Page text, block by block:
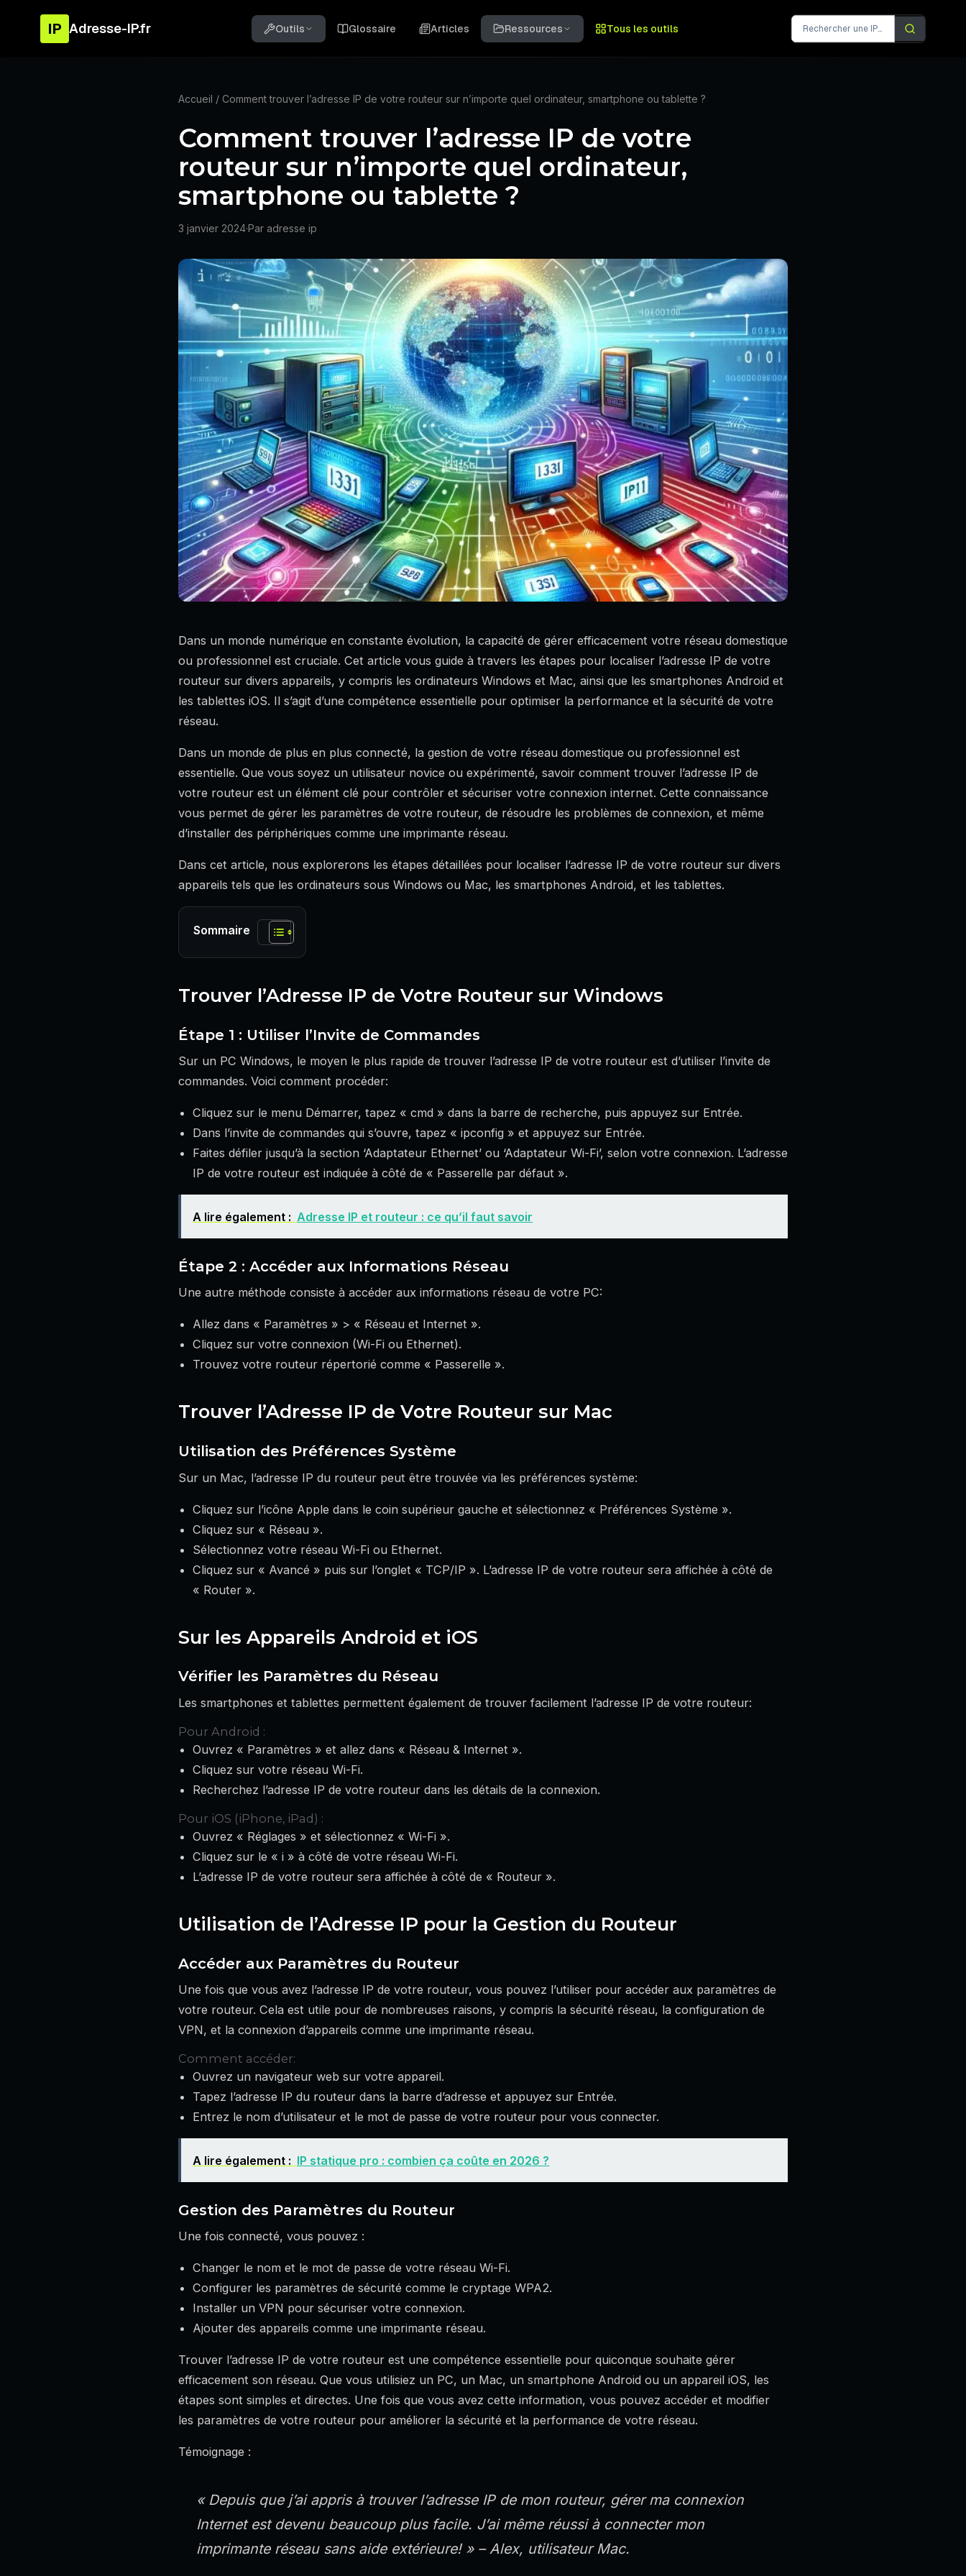
IP Adresse-IP.fr Outils Glossaire Articles Ressources Tous les outils
Accueil / Comment trouver l’adresse IP de votre routeur sur n’importe quel ordinateur, smartphone ou tablette ?
Comment trouver l’adresse IP de votre
routeur sur n’importe quel ordinateur,
smartphone ou tablette ?
3 janvier 2024·Par adresse ip
Dans un monde numérique en constante évolution, la capacité de gérer efficacement votre réseau domestique
ou professionnel est cruciale. Cet article vous guide à travers les étapes pour localiser l’adresse IP de votre
routeur sur divers appareils, y compris les ordinateurs Windows et Mac, ainsi que les smartphones Android et
les tablettes iOS. Il s’agit d’une compétence essentielle pour optimiser la performance et la sécurité de votre
réseau.
Dans un monde de plus en plus connecté, la gestion de votre réseau domestique ou professionnel est
essentielle. Que vous soyez un utilisateur novice ou expérimenté, savoir comment trouver l’adresse IP de
votre routeur est un élément clé pour contrôler et sécuriser votre connexion internet. Cette connaissance
vous permet de gérer les paramètres de votre routeur, de résoudre les problèmes de connexion, et même
d’installer des périphériques comme une imprimante réseau.
Dans cet article, nous explorerons les étapes détaillées pour localiser l’adresse IP de votre routeur sur divers
appareils tels que les ordinateurs sous Windows ou Mac, les smartphones Android, et les tablettes.
Sommaire
Trouver l’Adresse IP de Votre Routeur sur Windows
Étape 1 : Utiliser l’Invite de Commandes
Sur un PC Windows, le moyen le plus rapide de trouver l’adresse IP de votre routeur est d’utiliser l’invite de
commandes. Voici comment procéder:
Cliquez sur le menu Démarrer, tapez « cmd » dans la barre de recherche, puis appuyez sur Entrée.
Dans l’invite de commandes qui s’ouvre, tapez « ipconfig » et appuyez sur Entrée.
Faites défiler jusqu’à la section ‘Adaptateur Ethernet’ ou ‘Adaptateur Wi-Fi’, selon votre connexion. L’adresse
IP de votre routeur est indiquée à côté de « Passerelle par défaut ».
A lire également : Adresse IP et routeur : ce qu’il faut savoir
Étape 2 : Accéder aux Informations Réseau
Une autre méthode consiste à accéder aux informations réseau de votre PC:
Allez dans « Paramètres » > « Réseau et Internet ».
Cliquez sur votre connexion (Wi-Fi ou Ethernet).
Trouvez votre routeur répertorié comme « Passerelle ».
Trouver l’Adresse IP de Votre Routeur sur Mac
Utilisation des Préférences Système
Sur un Mac, l’adresse IP du routeur peut être trouvée via les préférences système:
Cliquez sur l’icône Apple dans le coin supérieur gauche et sélectionnez « Préférences Système ».
Cliquez sur « Réseau ».
Sélectionnez votre réseau Wi-Fi ou Ethernet.
Cliquez sur « Avancé » puis sur l’onglet « TCP/IP ». L’adresse IP de votre routeur sera affichée à côté de
« Router ».
Sur les Appareils Android et iOS
Vérifier les Paramètres du Réseau
Les smartphones et tablettes permettent également de trouver facilement l’adresse IP de votre routeur:
Pour Android :
Ouvrez « Paramètres » et allez dans « Réseau & Internet ».
Cliquez sur votre réseau Wi-Fi.
Recherchez l’adresse IP de votre routeur dans les détails de la connexion.
Pour iOS (iPhone, iPad) :
Ouvrez « Réglages » et sélectionnez « Wi-Fi ».
Cliquez sur le « i » à côté de votre réseau Wi-Fi.
L’adresse IP de votre routeur sera affichée à côté de « Routeur ».
Utilisation de l’Adresse IP pour la Gestion du Routeur
Accéder aux Paramètres du Routeur
Une fois que vous avez l’adresse IP de votre routeur, vous pouvez l’utiliser pour accéder aux paramètres de
votre routeur. Cela est utile pour de nombreuses raisons, y compris la sécurité réseau, la configuration de
VPN, et la connexion d’appareils comme une imprimante réseau.
Comment accéder:
Ouvrez un navigateur web sur votre appareil.
Tapez l’adresse IP du routeur dans la barre d’adresse et appuyez sur Entrée.
Entrez le nom d’utilisateur et le mot de passe de votre routeur pour vous connecter.
A lire également : IP statique pro : combien ça coûte en 2026 ?
Gestion des Paramètres du Routeur
Une fois connecté, vous pouvez :
Changer le nom et le mot de passe de votre réseau Wi-Fi.
Configurer les paramètres de sécurité comme le cryptage WPA2.
Installer un VPN pour sécuriser votre connexion.
Ajouter des appareils comme une imprimante réseau.
Trouver l’adresse IP de votre routeur est une compétence essentielle pour quiconque souhaite gérer
efficacement son réseau. Que vous utilisiez un PC, un Mac, un smartphone Android ou un appareil iOS, les
étapes sont simples et directes. Une fois que vous avez cette information, vous pouvez accéder et modifier
les paramètres de votre routeur pour améliorer la sécurité et la performance de votre réseau.
Témoignage :
« Depuis que j’ai appris à trouver l’adresse IP de mon routeur, gérer ma connexion
Internet est devenu beaucoup plus facile. J’ai même réussi à connecter mon
imprimante réseau sans aide extérieure! » – Alex, utilisateur Mac.